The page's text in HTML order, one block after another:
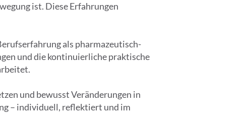
ist. Diese Erfahrungen
als pharmazeutisch-
und die kontinuierliche praktische
und bewusst Veränderungen in
– individuell, reflektiert und im